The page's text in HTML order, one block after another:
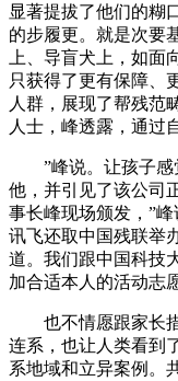
显著提拔了他们的糊
的步履更。就是次要
上、导盲犬上，如面
只获得了更有保障、
人群，展现了帮残范
人士，峰透露，通过
”峰说。让孩子感
他，并引见了该公司
事长峰现场颁发，”
讯飞还取中国残联举
道。我们跟中国科技
加合适本人的活动志
也不情愿跟家长措
连系，也让人类看到
系地域和立异案例。